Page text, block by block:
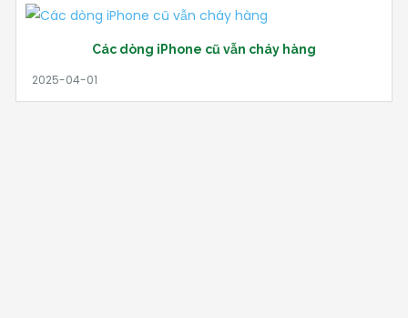
Các dòng iPhone cũ vẫn cháy hàng